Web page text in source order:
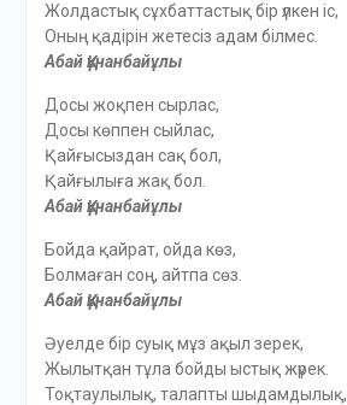
Жолдастық сұхбаттастық бір үлкен іс,
Оның қадірін жетесіз адам білмес.
Абай Құнанбайұлы
Досы жоқпен сырлас,
Досы көппен сыйлас,
Қайғысыздан сақ бол,
Қайғылыға жақ бол.
Абай Құнанбайұлы
Бойда қайрат, ойда көз,
Болмаған соң, айтпа сөз.
Абай Құнанбайұлы
Әуелде бір суық мұз ақыл зерек,
Жылытқан тұла бойды ыстық жүрек.
Тоқтаулылық, талапты шыдамдылық,